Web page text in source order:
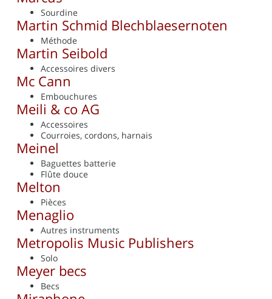
Sourdine
Martin Schmid Blechblaesernoten
Méthode
Martin Seibold
Accessoires divers
Mc Cann
Embouchures
Meili & co AG
Accessoires
Courroies, cordons, harnais
Meinel
Baguettes batterie
Flûte douce
Melton
Pièces
Menaglio
Autres instruments
Metropolis Music Publishers
Solo
Meyer becs
Becs